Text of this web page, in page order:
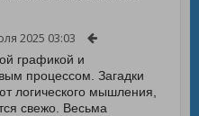
2025 03:03
графикой и
процессом. Загадки
логического мышления,
свежо. Весьма